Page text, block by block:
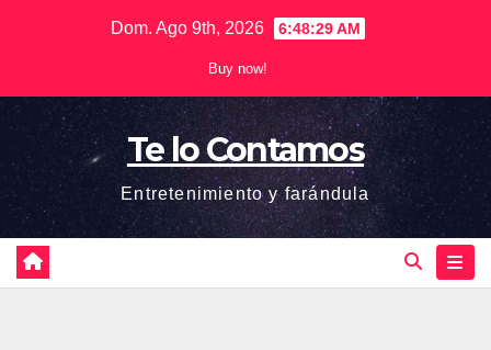
Dom. Ago 9th, 2026 6:48:29 AM
Buy now!
Te lo Contamos
Entretenimiento y farándula